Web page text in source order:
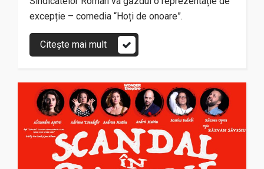
excepție – comedia “Hoți de onoare”.
Citește mai mult